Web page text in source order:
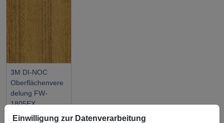
3M DI-NOC
Oberflächenvere
delung FW-
1805EX
Einwilligung zur Datenverarbeitung